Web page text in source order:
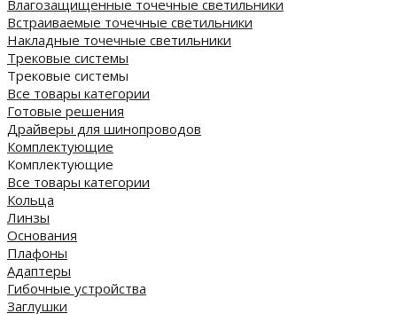
Влагозащищенные точечные светильники
Встраиваемые точечные светильники
Накладные точечные светильники
Трековые системы
Трековые системы
Все товары категории
Готовые решения
Драйверы для шинопроводов
Комплектующие
Комплектующие
Все товары категории
Кольца
Линзы
Основания
Плафоны
Адаптеры
Гибочные устройства
Заглушки